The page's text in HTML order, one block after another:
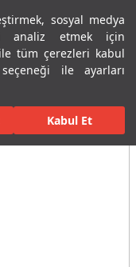
sosyal medya
analiz etmek için
ile tüm çerezleri kabul
ile ayarları
Kabul Et
Menü
Tüm Porselen